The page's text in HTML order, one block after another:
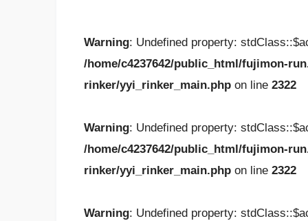
Warning: Undefined property:
/home/c4237642/public_html/fujimon-
rinker/yyi_rinker_main.php on line 2322
Warning: Undefined property:
/home/c4237642/public_html/fujimon-
rinker/yyi_rinker_main.php on line 2322
Warning: Undefined property: